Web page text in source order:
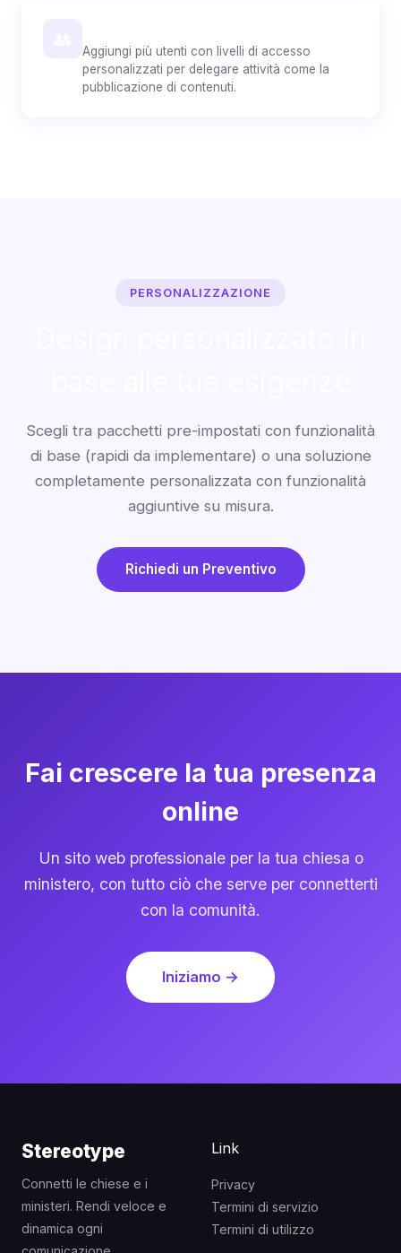
Aggiungi più utenti con livelli di accesso
personalizzati per delegare attività come la
pubblicazione di contenuti.
PERSONALIZZAZIONE
Scegli tra pacchetti pre-impostati con funzionalità
di base (rapidi da implementare) o una soluzione
completamente personalizzata con funzionalità
aggiuntive su misura.
Richiedi un Preventivo
Fai crescere la tua presenza
online
Un sito web professionale per la tua chiesa o
ministero, con tutto ciò che serve per connetterti
con la comunità.
Iniziamo →
Stereotype
Connetti le chiese e i
ministeri. Rendi veloce e
dinamica ogni
Link
Privacy
Termini di servizio
Termini di utilizzo